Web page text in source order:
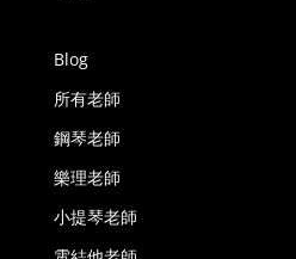
Blog
所有老師
鋼琴老師
樂理老師
小提琴老師